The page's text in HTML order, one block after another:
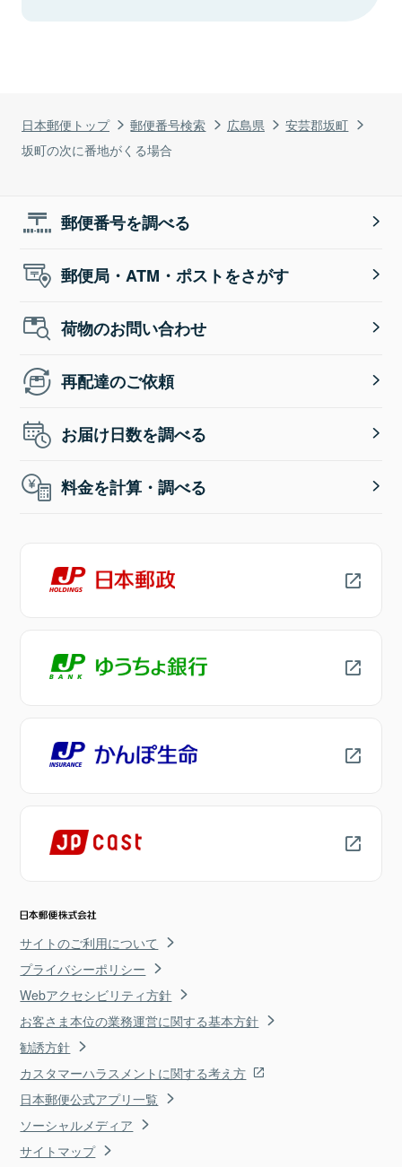
日本郵便トップ 郵便番号検索 広島県
安芸郡坂町
坂町の次に番地がくる場合
郵便番号を調べる
郵便局・ATM・ポストをさがす
荷物のお問い合わせ
再配達のご依頼
お届け日数を調べる
料金を計算・調べる
サイトのご利用について
プライバシーポリシー
Webアクセシビリティ方針
お客さま本位の業務運営に関する基本方針
勧誘方針
カスタマーハラスメントに関する考え方
日本郵便公式アプリ一覧
ソーシャルメディア
サイトマップ